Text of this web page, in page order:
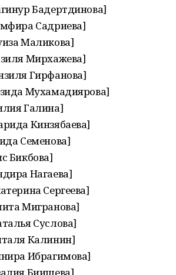
Бадертдинова]
Садриева]
Маликова]
Мирхажева]
Гирфанова]
Мухамадиярова]
Галина]
Кинзябаева]
Семенова]
Бикбова]
Нагаева]
Сергеева]
Мигранова]
Суслова]
Калинин]
Ибрагимова]